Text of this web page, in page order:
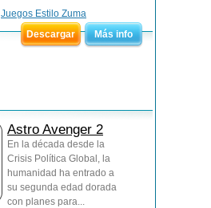
Juegos Estilo Zuma
Descargar
Más info
Astro Avenger 2
En la década desde la
Crisis Política Global, la
humanidad ha entrado a
su segunda edad dorada
con planes para...